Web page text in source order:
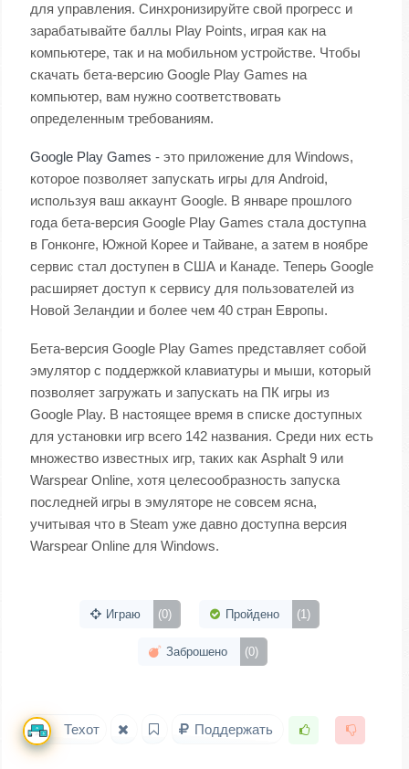
для управления. Синхронизируйте свой прогресс и
зарабатывайте баллы Play Points, играя как на
компьютере, так и на мобильном устройстве. Чтобы
скачать бета-версию Google Play Games на
компьютер, вам нужно соответствовать
определенным требованиям.
Google Play Games - это приложение для Windows,
которое позволяет запускать игры для Android,
используя ваш аккаунт Google. В январе прошлого
года бета-версия Google Play Games стала доступна
в Гонконге, Южной Корее и Тайване, а затем в ноябре
сервис стал доступен в США и Канаде. Теперь Google
расширяет доступ к сервису для пользователей из
Новой Зеландии и более чем 40 стран Европы.
Бета-версия Google Play Games представляет собой
эмулятор с поддержкой клавиатуры и мыши, который
позволяет загружать и запускать на ПК игры из
Google Play. В настоящее время в списке доступных
для установки игр всего 142 названия. Среди них есть
множество известных игр, таких как Asphalt 9 или
Warspear Online, хотя целесообразность запуска
последней игры в эмуляторе не совсем ясна,
учитывая что в Steam уже давно доступна версия
Warspear Online для Windows.
Играю (0) Пройдено (1)
Заброшено (0)
Техот Поддержать